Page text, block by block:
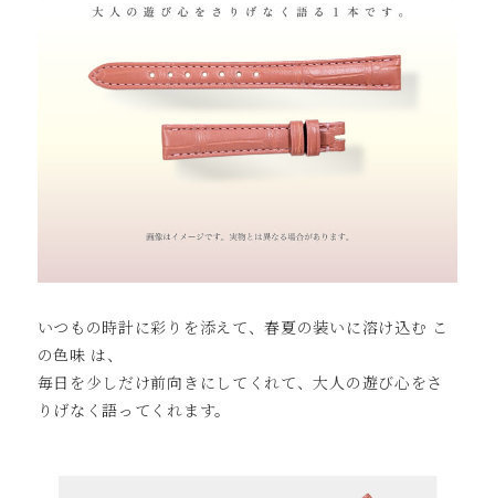
いつもの時計に彩りを添えて、春夏の装いに溶け込む こ
の色味 は、
毎日を少しだけ前向きにしてくれて、大人の遊び心をさ
りげなく語ってくれます。